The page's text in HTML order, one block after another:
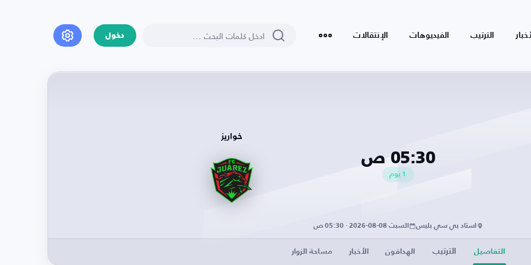
الترتيب الفيديوهات الإنتقالات دخول
05:30 ص
1 يوم
خواريز
استاد بي سي بليس السبت 08-08-2026 · 05:30 ص
التفاصيل الترتيب الهدافون الأخبار مساحة الزوار